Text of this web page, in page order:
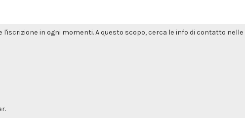
l'iscrizione in ogni momenti. A questo scopo, cerca le info di contatto nelle